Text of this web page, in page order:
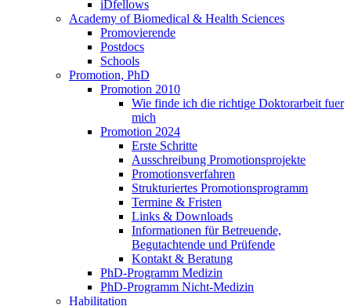
iDfellows
Academy of Biomedical & Health Sciences
Promovierende
Postdocs
Schools
Promotion, PhD
Promotion 2010
Wie finde ich die richtige Doktorarbeit fuer
mich
Promotion 2024
Erste Schritte
Ausschreibung Promotionsprojekte
Promotionsverfahren
Strukturiertes Promotionsprogramm
Termine & Fristen
Links & Downloads
Informationen für Betreuende,
Begutachtende und Prüfende
Kontakt & Beratung
PhD-Programm Medizin
PhD-Programm Nicht-Medizin
Habilitation